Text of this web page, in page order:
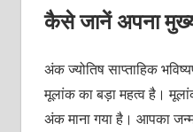
कैसे जानें अपना
अंक ज्योतिष साप्ताहिक
मूलांक का बड़ा महत्व है।
अंक माना गया है। आपका